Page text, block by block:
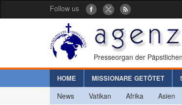
Follow us
Presseorgan der
HOME MISSIONARE GETÖTET
News Vatikan Afrika Asien